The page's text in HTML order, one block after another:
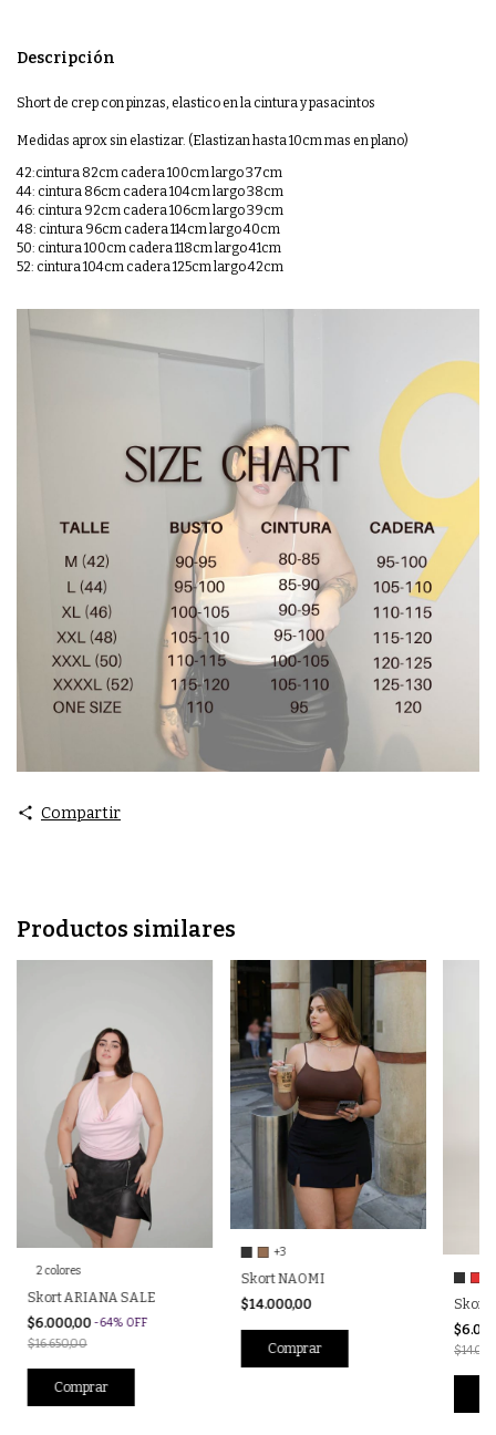
Descripción
Short de crep con pinzas, elastico en la cintura y pasacintos
Medidas aprox sin elastizar. (Elastizan hasta 10cm mas en plano)
42:cintura 82cm cadera 100cm largo 37cm
44: cintura 86cm cadera 104cm largo 38cm
46: cintura 92cm cadera 106cm largo 39cm
48: cintura 96cm cadera 114cm largo 40cm
50: cintura 100cm cadera 118cm largo 41cm
52: cintura 104cm cadera 125cm largo 42cm
Compartir
Productos similares
2 colores
Skort ARIANA SALE
$6.000,00 -64% OFF
$16.650,00
Comprar
+3
Skort NAOMI
$14.000,00
Comprar
Skort